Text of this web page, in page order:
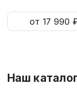
от 17 990
Наш